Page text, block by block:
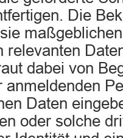
Die
relevanten
dabei von
anmeldenden
Daten
oder solche